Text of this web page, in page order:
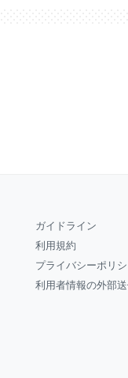
ガイドライン
利用規約
プライバシーポリ
利用者情報の外部